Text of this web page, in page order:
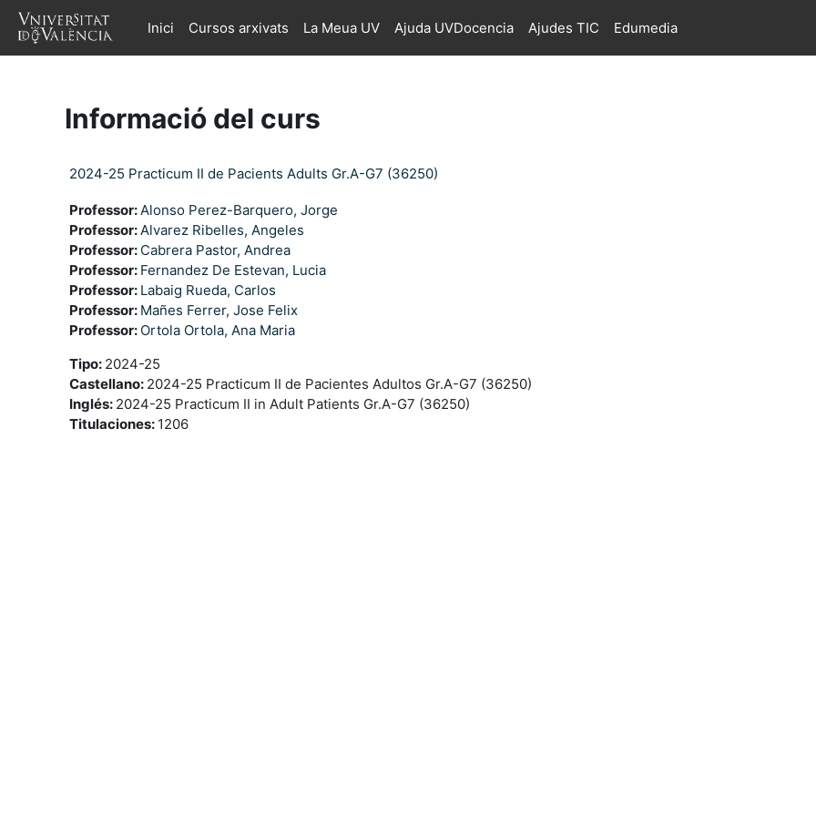
Ves al contingut principal
Inici
Cursos arxivats La Meua UV Ajuda UVDocencia Ajudes TIC Edumedia
Informació del curs
2024-25 Practicum II de Pacients Adults Gr.A-G7 (36250)
Professor:Alonso Perez-Barquero, Jorge
Professor:Alvarez Ribelles, Angeles
Professor: Cabrera Pastor, Andrea
Professor: Fernandez De Estevan, Lucia
Professor: Labaig Rueda, Carlos
Professor: Mañes Ferrer, Jose Felix
Professor: Ortola Ortola, Ana Maria
Tipo: 2024-25
Castellano: 2024-25 Practicum II de Pacientes Adultos Gr.A-G7 (36250)
Inglés: 2024-25 Practicum II in Adult Patients Gr.A-G7 (36250)
Titulaciones: 1206